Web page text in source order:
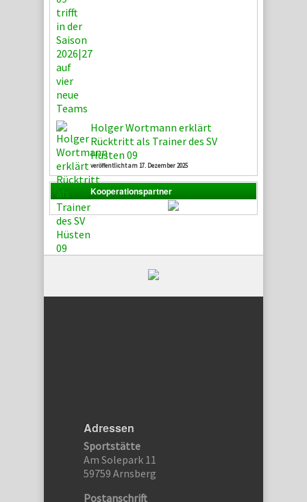
Holger Wortmann erklärt
Rücktritt als Trainer des SV
Hüsten 09
veröffentlicht am 17. Dezember 2025
Kooperationspartner
Adressen
Sportstätte
Am Solepark 11
59759 Arnsberg
Postanschrift